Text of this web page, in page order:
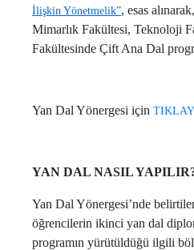
İlişkin Yönetmelik”, esas
Mimarlık Fakültesi, Teknoloji
Fakültesinde Çift Ana Dal
Yan Dal Yönergesi için
YAN DAL NASIL
Yan Dal Yönergesi’nde
öğrencilerin ikinci yan dal
programın yürütüldüğü ilgili